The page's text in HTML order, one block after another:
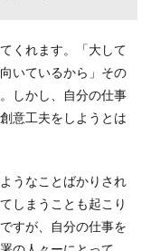
くれます。「大して
いているから」その
しかし、自分の仕事
意工夫をしようとは
うなことばかりされ
しまうことも起こり
すが、自分の仕事を